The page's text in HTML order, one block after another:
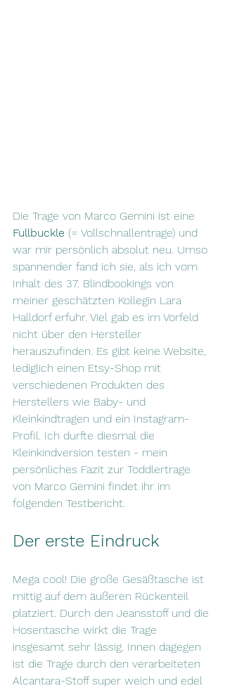
Die Trage von Marco Gemini ist eine
Fullbuckle (= Vollschnallentrage) und
war mir persönlich absolut neu. Umso
spannender fand ich sie, als ich vom
Inhalt des 37. Blindbookings von
meiner geschätzten Kollegin Lara
Halldorf erfuhr. Viel gab es im Vorfeld
nicht über den Hersteller
herauszufinden. Es gibt keine Website,
lediglich einen Etsy-Shop mit
verschiedenen Produkten des
Herstellers wie Baby- und
Kleinkindtragen und ein Instagram-
Profil. Ich durfte diesmal die
Kleinkindversion testen - mein
persönliches Fazit zur Toddlertrage
von Marco Gemini findet ihr im
folgenden Testbericht.
Der erste Eindruck
Mega cool! Die große Gesäßtasche ist
mittig auf dem äußeren Rückenteil
platziert. Durch den Jeansstoff und die
Hosentasche wirkt die Trage
insgesamt sehr lässig. Innen dagegen
ist die Trage durch den verarbeiteten
Alcantara-Stoff super weich und edel